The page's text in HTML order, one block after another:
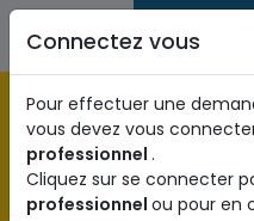
Aller au contenu principal
Citoyens
Pré-enregistrez vous dès
national
obtenez votre Numéro
Connectez vous
Pour effectuer une
vous devez vous
professionnel .
Cliquez sur se connecter
professionnel ou pour en